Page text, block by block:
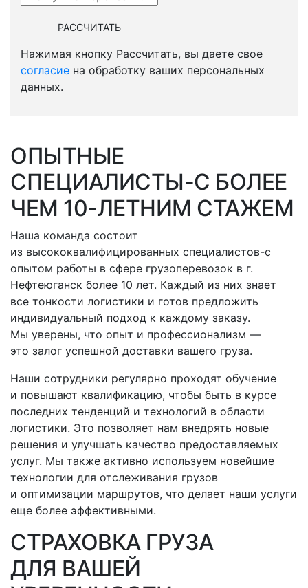
Нажимая кнопку Рассчитать, вы даете свое
согласие на обработку ваших персональных
данных.
ОПЫТНЫЕ
СПЕЦИАЛИСТЫ-С БОЛЕЕ
ЧЕМ 10-ЛЕТНИМ СТАЖЕМ
Наша команда состоит
из высококвалифицированных специалистов-с
опытом работы в сфере грузоперевозок в г.
Нефтеюганск более 10 лет. Каждый из них знает
все тонкости логистики и готов предложить
индивидуальный подход к каждому заказу.
Мы уверены, что опыт и профессионализм —
это залог успешной доставки вашего груза.
Наши сотрудники регулярно проходят обучение
и повышают квалификацию, чтобы быть в курсе
последних тенденций и технологий в области
логистики. Это позволяет нам внедрять новые
решения и улучшать качество предоставляемых
услуг. Мы также активно используем новейшие
технологии для отслеживания грузов
и оптимизации маршрутов, что делает наши услуги
еще более эффективными.
СТРАХОВКА ГРУЗА
ДЛЯ ВАШЕЙ